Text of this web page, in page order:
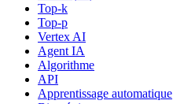
Top-k
Top-p
Vertex AI
Agent IA
Algorithme
API
Apprentissage automatique